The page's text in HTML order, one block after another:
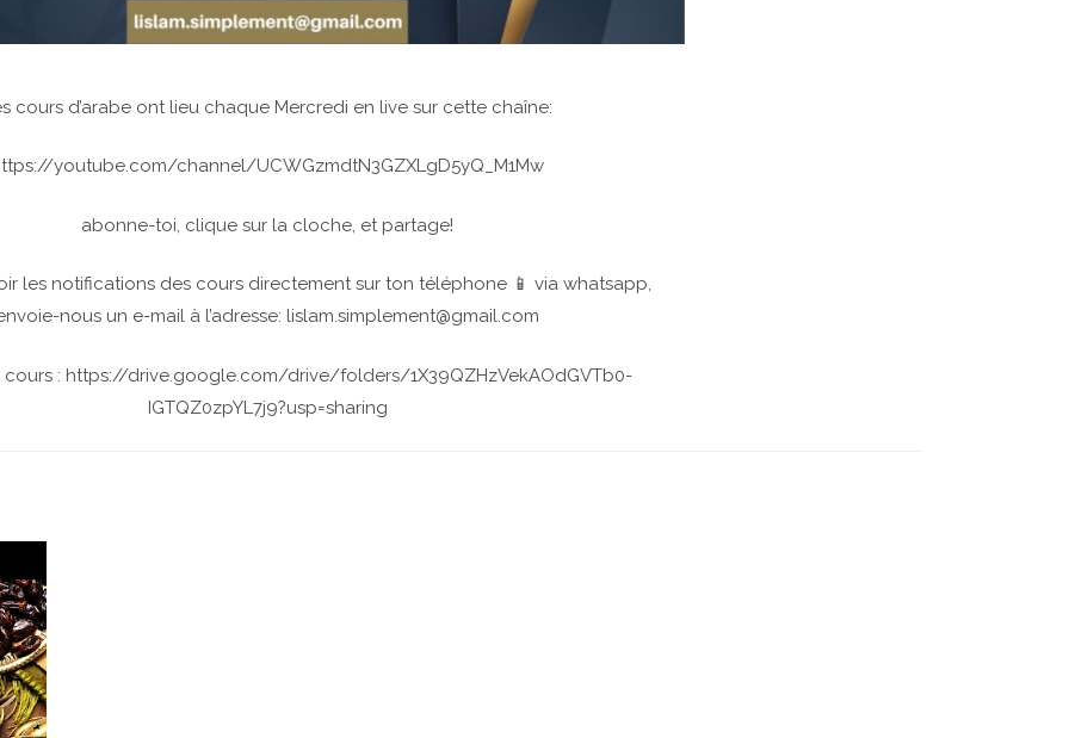
cours d’arabe ont lieu chaque Mercredi en live sur cette chaîne:
youtube.com/channel/UCWGzmdtN3GZXLgD5yQ_M1Mw
abonne-toi, clique sur la cloche, et partage!
les notifications des cours directement sur ton téléphone 📱 via whatsapp,
nous un e-mail à l’adresse: lislam.simplement@gmail.com
: https://drive.google.com/drive/folders/1X39QZHzVekAOdGVTb0-
IGTQZ0zpYL7j9?usp=sharing